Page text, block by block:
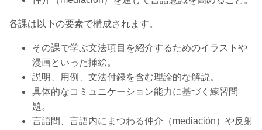
各課は以下の要素で構成されます。
その課で学ぶ文法項目を紹介するためのイラストや
漫画といった挿絵。
説明、用例、文法付録を含む理論的な解説。
具体的なコミュニケーション能力に基づく練習問
題。
言語間、言語内にまつわる仲介（mediación）や反射